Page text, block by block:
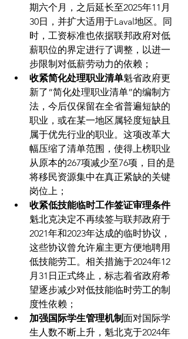
期六个月，之后延长至2025年11月
30日，并扩大适用于Laval地区。同
时，工资标准也依据联邦政府对低
薪职位的界定进行了调整，以进一
步限制对低薪劳动力的依赖；
收紧简化处理职业清单魁省政府更
新了“简化处理职业清单”的编制方
法，今后仅保留在全省普遍短缺的
职业，或在某一地区属轻度短缺且
属于优先行业的职业。这项改革大
幅压缩了清单范围，使得上榜职业
从原本的267项减少至76项，目的是
将移民资源集中在真正紧缺的关键
岗位上；
收紧低技能临时工作签证审理条件
魁北克决定不再续签与联邦政府于
2021年和2023年达成的临时协议，
这些协议曾允许雇主更方便地聘用
低技能劳工。相关措施于2024年12
月31日正式终止，标志着省政府希
望逐步减少对低技能临时劳工的制
度性依赖；
加强国际学生管理机制面对国际学
生人数不断上升，魁北克于2024年